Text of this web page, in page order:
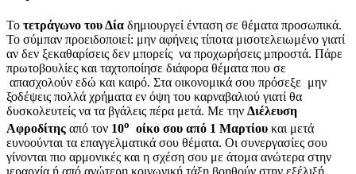
Το τετράγωνο του Δία δημιουργεί ένταση σε θέματα προσωπικά.
Το σύμπαν προειδοποιεί: μην αφήνεις τίποτα μισοτελειωμένο γιατί
αν δεν ξεκαθαρίσεις δεν μπορείς να προχωρήσεις μπροστά. Πάρε
πρωτοβουλίες και ταχτοποίησε διάφορα θέματα που σε
απασχολούν εδώ και καιρό. Στα οικονομικά σου πρόσεξε μην
ξοδέψεις πολλά χρήματα εν όψη του καρναβαλιού γιατί θα
δυσκολευτείς να τα βγάλεις πέρα μετά. Με την Διέλευση
Αφροδίτης από τον 10ο οίκο σου από 1 Μαρτίου και μετά
ευνοούνται τα επαγγελματικά σου θέματα. Οι συνεργασίες σου
γίνονται πιο αρμονικές και η σχέση σου με άτομα ανώτερα στην
ιεραρχία ή από ανώτερη κοινωνική τάξη βοηθούν στην εξέλιξή